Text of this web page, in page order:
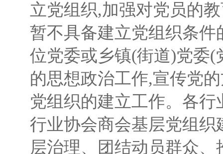
立党组织,加强对党员的
暂不具备建立党组织条
位党委或乡镇(街道)党委
的思想政治工作,宣传党
党组织的建立工作。各
行业协会商会基层党组
层治理、团结动员群众